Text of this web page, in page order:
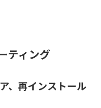
ティング
、再インストール